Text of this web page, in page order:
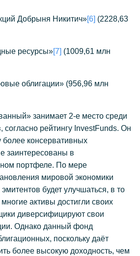
Добрыня Никитич»[6] (2228,63
ресурсы»[7] (1009,61 млн
облигации» (956,96 млн
занимает 2-е место среди
рейтингу InvestFunds. Он
более консервативных
заинтересованы в
портфеле. По мере
мировой экономики
будет улучшаться, в то
активы достигли своих
диверсифицируют свои
Однако данный фонд
поскольку даёт
более высокую доходность, чем